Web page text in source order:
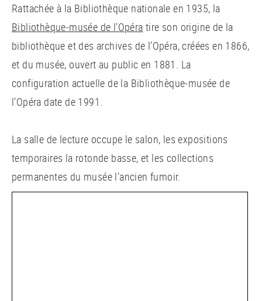
Rattachée à la Bibliothèque nationale en 1935, la
Bibliothèque-musée de l’Opéra tire son origine de la
bibliothèque et des archives de l’Opéra, créées en 1866,
et du musée, ouvert au public en 1881. La
configuration actuelle de la Bibliothèque-musée de
l’Opéra date de 1991.
La salle de lecture occupe le salon, les expositions
temporaires la rotonde basse, et les collections
permanentes du musée l’ancien fumoir.